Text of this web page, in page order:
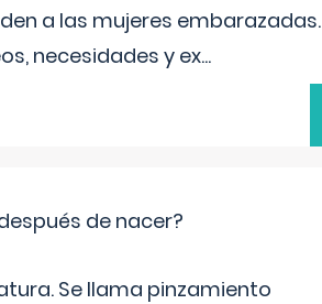
a las mujeres embarazadas.
necesidades y ex...
de nacer?
Se llama pinzamiento